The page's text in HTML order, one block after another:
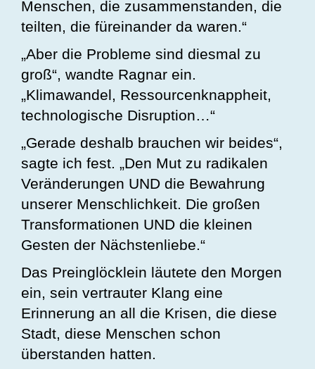
Menschen, die zusammenstanden, die
teilten, die füreinander da waren.“
„Aber die Probleme sind diesmal zu
groß“, wandte Ragnar ein.
„Klimawandel, Ressourcenknappheit,
technologische Disruption…“
„Gerade deshalb brauchen wir beides“,
sagte ich fest. „Den Mut zu radikalen
Veränderungen UND die Bewahrung
unserer Menschlichkeit. Die großen
Transformationen UND die kleinen
Gesten der Nächstenliebe.“
Das Preinglöcklein läutete den Morgen
ein, sein vertrauter Klang eine
Erinnerung an all die Krisen, die diese
Stadt, diese Menschen schon
überstanden hatten.